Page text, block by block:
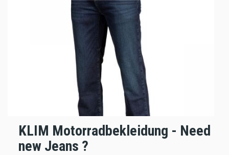
KLIM Motorradbekleidung - Need
new Jeans ?